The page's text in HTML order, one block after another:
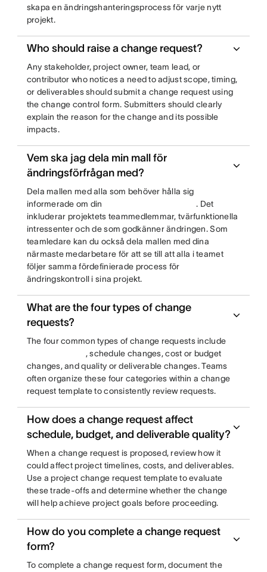
skapa en ändringshanteringsprocess för varje nytt
projekt.
Who should raise a change request?
Any stakeholder, project owner, team lead, or
contributor who notices a need to adjust scope, timing,
or deliverables should submit a change request using
the change control form. Submitters should clearly
explain the reason for the change and its possible
impacts.
Vem ska jag dela min mall för
ändringsförfrågan med?
Dela mallen med alla som behöver hålla sig
informerade om din
. Det
inkluderar projektets teammedlemmar, tvärfunktionella
intressenter och de som godkänner ändringen. Som
teamledare kan du också dela mallen med dina
närmaste medarbetare för att se till att alla i teamet
följer samma fördefinierade process för
ändringskontroll i sina projekt.
What are the four types of change
requests?
The four common types of change requests include
, schedule changes, cost or budget
changes, and quality or deliverable changes. Teams
often organize these four categories within a change
request template to consistently review requests.
How does a change request affect
schedule, budget, and deliverable quality?
When a change request is proposed, review how it
could affect project timelines, costs, and deliverables.
Use a project change request template to evaluate
these trade-offs and determine whether the change
will help achieve project goals before proceeding.
How do you complete a change request
form?
To complete a change request form, document the